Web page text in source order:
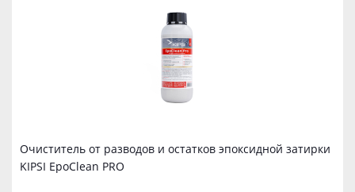
Очиститель от разводов и остатков эпоксидной затирки
KIPSI EpoClean PRO